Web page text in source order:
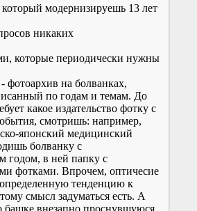
который модернизируешь 13 лет
никаких
которые периодически нужны
фотоархив на болванках,
по годам и темам. До
какое издательство фотку с
смотришь: например,
японский медицинский
болванку с
годом, в ней папку с
фотками. Впрочем, оптичесие
тенденцию к
смысл задуматься есть. А
башке внезапно проснувшуюся